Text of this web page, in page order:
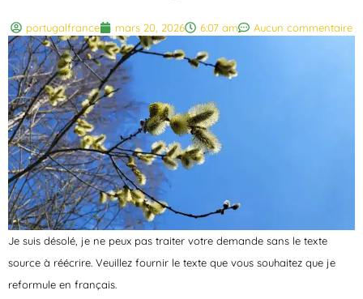
portugalfrance mars 20, 2026 6:07 am Aucun commentaire
Je suis désolé, je ne peux pas traiter votre demande sans le texte
source à réécrire. Veuillez fournir le texte que vous souhaitez que je
reformule en français.